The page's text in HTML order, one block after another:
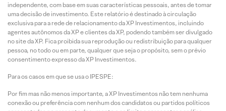
independente, com base em suas características pessoais, antes de tomar
uma decisão de investimento. Este relatório é destinado à circulação
exclusiva para a rede de relacionamento da XP Investimentos, incluindo
agentes autônomos da XP e clientes da XP, podendo também ser divulgado
no site da XP. Fica proibida sua reprodução ou redistribuição para qualquer
pessoa, no todo ou em parte, qualquer que seja o propósito, sem o prévio
consentimento expresso da XP Investimentos.
Para os casos em que se usa o IPESPE:
Por fim mas não menos importante, a XP Investimentos não tem nenhuma
conexão ou preferência com nenhum dos candidatos ou partidos políticos